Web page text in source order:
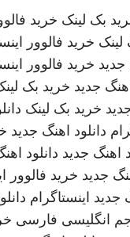
بک لینک خرید
لینک خرید فالوور
جدید خرید فالوور
جدید خرید بک
خرید بک لینک
دانلود اهنگ جدید
اهنگ جدید دانلود
جدید خرید فالوور
جدید اینستاگرام
انگلیسی فارسی